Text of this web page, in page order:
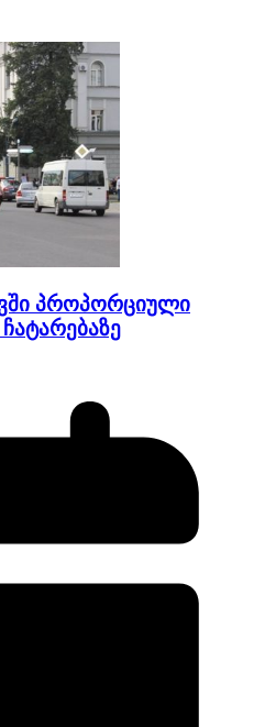
პროპორციული